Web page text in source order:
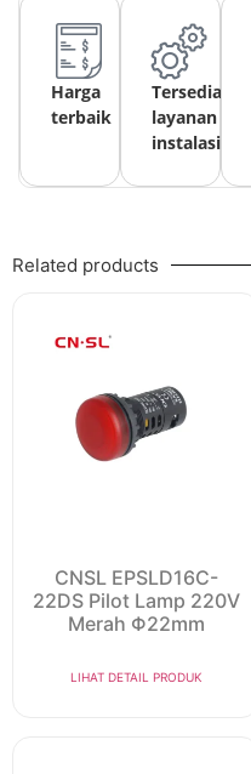
Harga
terbaik
Tersedia
layanan
instalasi
Related products
CNSL EPSLD16C-
22DS Pilot Lamp 220V
Merah Φ22mm
LIHAT DETAIL PRODUK